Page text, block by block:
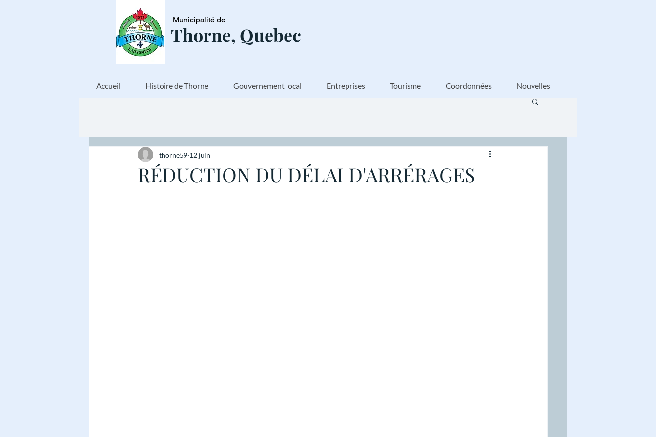
Municipalité de
Thorne, Quebec
Accueil Histoire de Thorne Gouvernement local Entreprises Tourisme Coordonnées Nouvelles
RÉDUCTION DU DÉLAI D'ARRÉRAGES
thorne59 12 juin